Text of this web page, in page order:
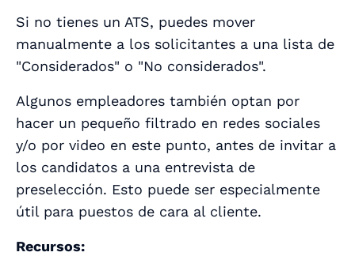
Si no tienes un ATS, puedes mover
manualmente a los solicitantes a una lista de
"Considerados" o "No considerados".
Algunos empleadores también optan por
hacer un pequeño filtrado en redes sociales
y/o por video en este punto, antes de invitar a
los candidatos a una entrevista de
preselección. Esto puede ser especialmente
útil para puestos de cara al cliente.
Recursos: